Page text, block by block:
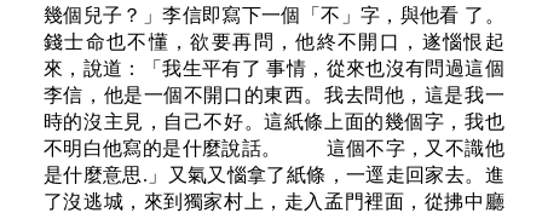
幾個兒子？」李信即寫下一個「不」字，與他看 了。
錢士命也不懂，欲要再問，他終不開口，遂惱恨起
來，說道：「我生平有了 事情，從來也沒有問過這個
李信，他是一個不開口的東西。我去問他，這是我一
時的沒主見，自己不好。這紙條上面的幾個字，我也
不明白他寫的是什麼說話。 這個不字，又不識他
是什麼意思.」又氣又惱拿了紙條，一逕走回家去。進
了沒逃城，來到獨家村上，走入孟門裡面，從拂中廳